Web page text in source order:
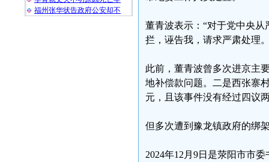
福州张华状告政府公安却不
董青波表示：“对于党中央
拦，诬告我，请求严肃处理
此前，董青波曾多次进京主
地补偿款问题。二是西张寨
元，且该事件没有经过四议
但多次遭到豫龙镇政府的绑
2024年12月9日是荥阳市市